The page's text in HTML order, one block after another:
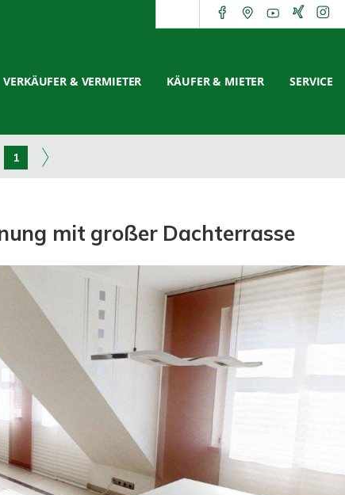
VERKÄUFER & VERMIETER KÄUFER & MIETER SERVICE
1
mit großer Dachterrasse